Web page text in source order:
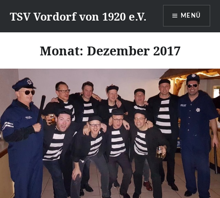
zumTSV Vordorf von 1920 e.V. MENÜ
Monat: Dezember 2017